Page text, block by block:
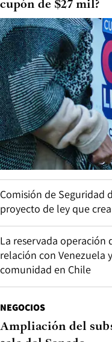
cupón de $27 mil?
Comisión de Seguridad
proyecto de ley que
La reservada operación
relación con Venezuela
comunidad en Chile
NEGOCIOS
Ampliación del